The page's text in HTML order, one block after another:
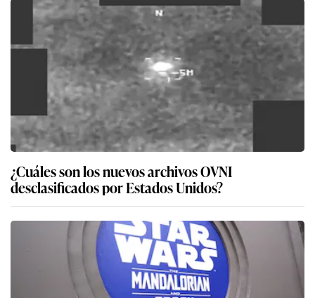
¿Cuáles son los nuevos archivos OVNI
desclasificados por Estados Unidos?